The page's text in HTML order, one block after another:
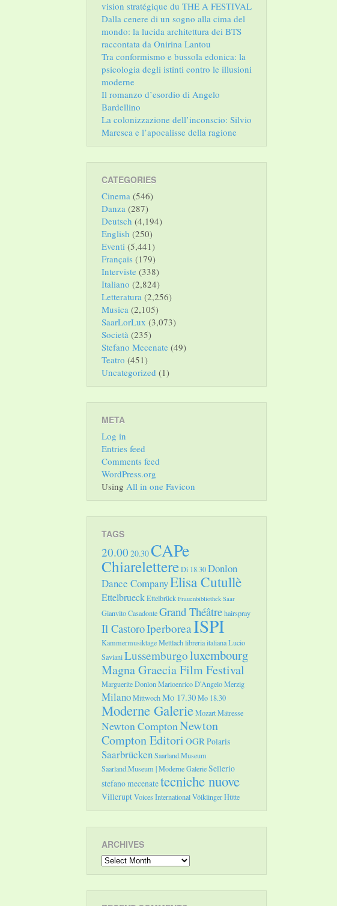
vision stratégique du THE A FESTIVAL
Dalla cenere di un sogno alla cima del
mondo: la lucida architettura dei BTS
raccontata da Onirina Lantou
Tra conformismo e bussola edonica: la
psicologia degli istinti contro le illusioni
moderne
Il romanzo d’esordio di Angelo
Bardellino
La colonizzazione dell’inconscio: Silvio
Maresca e l’apocalisse della ragione
CATEGORIES
Cinema (546)
Danza (287)
Deutsch (4,194)
English (250)
Eventi (5,441)
Français (179)
Interviste (338)
Italiano (2,824)
Letteratura (2,256)
Musica (2,105)
SaarLorLux (3,073)
Società (235)
Stefano Mecenate (49)
Teatro (451)
Uncategorized (1)
META
Log in
Entries feed
Comments feed
WordPress.org
Using All in one Favicon
TAGS
20.00 20.30CAPe
ChiarelettereDi 18.30Donlon
Dance CompanyElisa Cutullè
EttelbrueckEttelbrück Frauenbibliothek Saar
Gianvito CasadonteGrand Théâtrehairspray
Il CastoroIperboreaISPI
Kammermusiktage Mettlachlibreria italianaLucio
SavianiLussemburgoluxembourg
Magna Graecia Film Festival
Marguerite DonlonMarioenrico D'AngeloMerzig
MilanoMittwochMo 17.30Mo 18.30
Moderne GalerieMozartMätresse
Newton ComptonNewton
Compton Editori OGRPolaris
SaarbrückenSaarland.Museum
Saarland.Museum | Moderne GalerieSellerio
stefano mecenatetecniche nuove
VilleruptVoices InternationalVölklinger Hütte
ARCHIVES
Archives